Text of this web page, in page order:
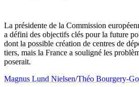
La présidente de la Commission
a défini des objectifs clés pour la future
dont la possible création de centres de
tiers, mais la France a souligné les
poserait.
Magnus Lund Nielsen/Théo Bourgery-